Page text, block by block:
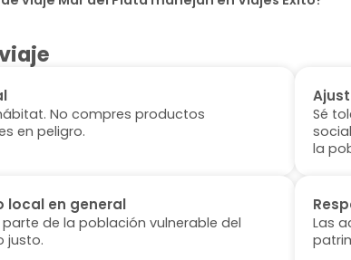
No compres productos
en peligro.
Sé
la
local en general
de la población vulnerable del
justo.
Las